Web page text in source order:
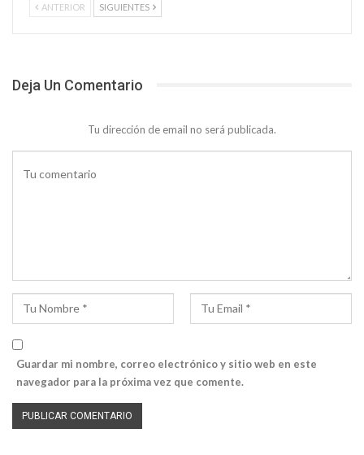
ANTERIOR SIGUIENTES
Deja Un Comentario
Tu dirección de email no será publicada.
Guardar mi nombre, correo electrónico y sitio web en este
navegador para la próxima vez que comente.